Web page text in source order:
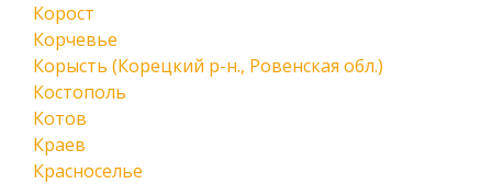
Корост
Корчевье
Корысть (Корецкий р-н., Ровенская обл.)
Костополь
Котов
Краев
Красноселье